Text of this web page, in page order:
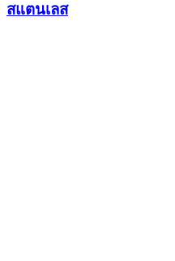
สแตนเลส